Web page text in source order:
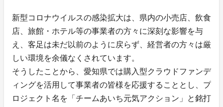
新型コロナウイルスの感染拡大は、県内の小売店、飲食
店、旅館・ホテル等の事業者の方々に深刻な影響を与
え、客足は未だ以前のように戻らず、経営者の方々は厳
しい環境を余儀なくされています。
そうしたことから、愛知県では購入型クラウドファンデ
ィングを活用して事業者の皆様を応援することとし、プ
ロジェクト名を「チームあいち元気アクション」と銘打